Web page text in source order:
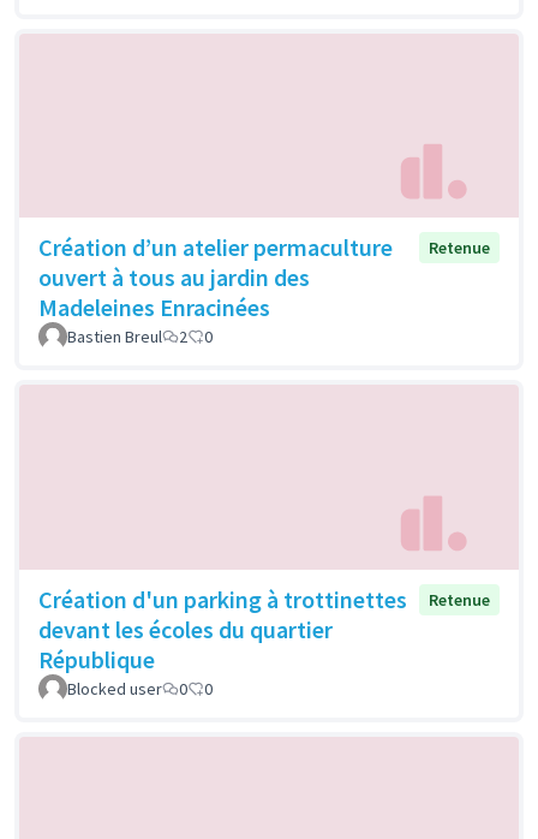
Création d’un atelier permaculture
ouvert à tous au jardin des
Madeleines Enracinées
Retenue
Bastien Breul 2 0
Création d'un parking à trottinettes
devant les écoles du quartier
République
Retenue
Blocked user 0 0